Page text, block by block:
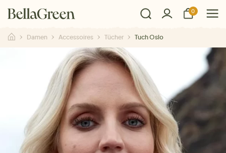
0
Damen Accessoires Tücher Tuch Oslo